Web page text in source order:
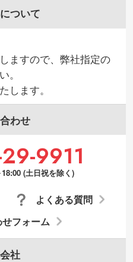
ついて
ますので、弊社指定の
。
します。
わせ
9911
(土日祝を除く)
フォーム
よくある質問
社